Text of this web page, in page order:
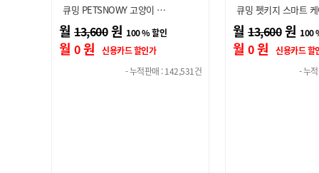
큐밍 펫키지 스마트 케어홈
월 13,600 원 100 % 할인
월 0원
신용카드 할인가
- 누적판매 : 142,531건
큐밍 PETSNOWY 고
월 13,600 원 100
월 0원
신용카드 할
- 누